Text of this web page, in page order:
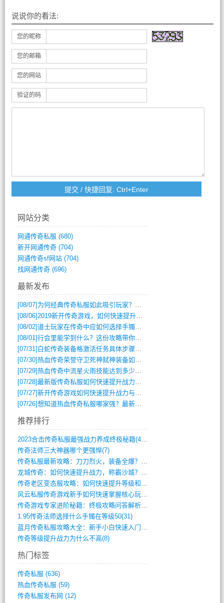
说说你的看法:
您的昵称
您的邮箱
您的网站
验证的码
网站分类
网通传奇私服 (680)
新开网通传奇(704)
网通传奇sf网站(704)
找网通传奇(696)
最新发布
[08/07] 为何经典传奇私服如此吸引玩家？深度攻略解析
[08/06]2019新开传奇游戏，如何快速提升角色等级？
[08/02]道士玩家在传奇中应如何选择手镯装备？
[08/01]行会里能学到什么？这份攻略带你全掌握
[07/31] 白蛇传奇装备格激活任务具体步骤是什么？如何完成？
[07/30]热血传奇荣誉守卫死神弑神装备如何获取与佩戴攻略？
[07/29]热血传奇中流星火雨技能达到多少级可以开始练装备？
[07/28]最新版传奇私服如何快速提升战力与获取稀有装备？
[07/27]新开传奇游戏如何快速提升战力与获取稀有装备？
[07/26]想知道热血传奇私服哪家强？最新排行榜攻略全解析
推荐排行
2023合击传奇私服最强战力养成终极秘籍(428)
传奇法师三大神器哪个更强悍(7)
传奇私服最新攻略：刀刀烈火，装备全爆？攻(813)
龙城传奇：如何快速提升战力，称霸沙城？(802)
传奇老区变态服攻略：如何快速提升等级和战(379)
风云私服传奇游戏新手如何快速掌握核心玩法(616)
传奇游戏专家进阶秘籍：终极攻略问答解析(848)
1.95传奇法师选择什么手镯在等级50(31)
蓝月传奇私服攻略大全：新手小白快速入门指(386)
传奇等级提升战力为什么不高(8)
热门标签
传奇私服 (636)
热血传奇私服 (59)
传奇私服发布网 (12)